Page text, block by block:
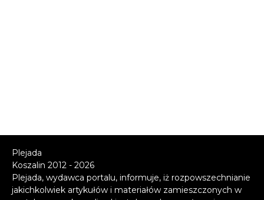
Plejada
Koszalin 2012 - 2026
Plejada, wydawca portalu, informuje, iż rozpowszechnianie
jakichkolwiek artykułów i materiałów zamieszczonych w